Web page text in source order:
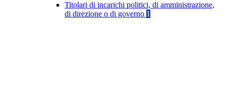
Titolari di incarichi politici, di amministrazione,
di direzione o di governo 1